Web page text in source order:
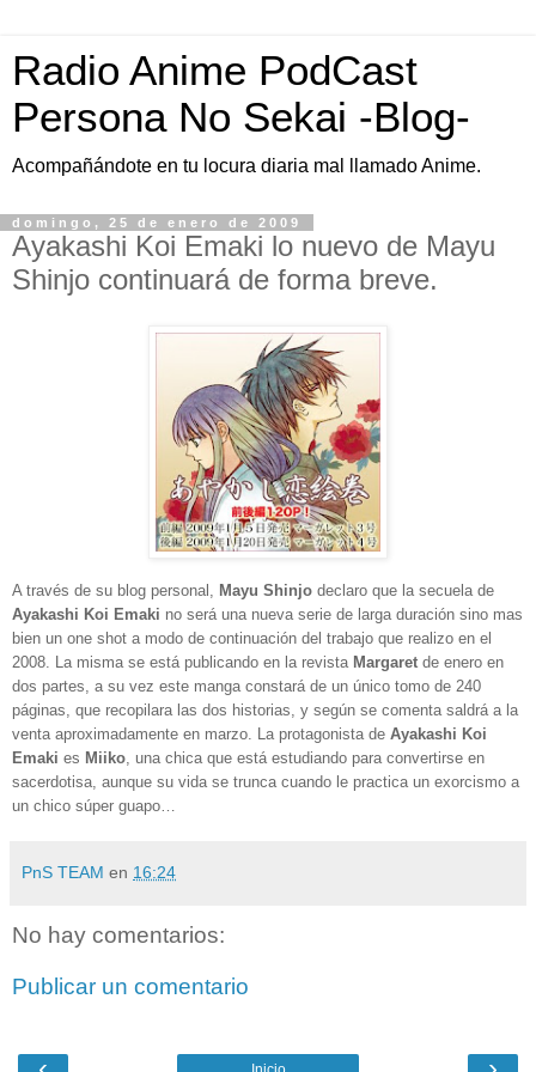
Radio Anime PodCast
Persona No Sekai -Blog-
Acompañándote en tu locura diaria mal llamado Anime.
domingo, 25 de enero de 2009
Ayakashi Koi Emaki lo nuevo de Mayu
Shinjo continuará de forma breve.
A través de su blog personal, Mayu Shinjo declaro que la secuela de
Ayakashi Koi Emaki no será una nueva serie de larga duración sino mas
bien un one shot a modo de continuación del trabajo que realizo en el
2008. La misma se está publicando en la revista Margaret de enero en
dos partes, a su vez este manga constará de un único tomo de 240
páginas, que recopilara las dos historias, y según se comenta saldrá a la
venta aproximadamente en marzo. La protagonista de Ayakashi Koi
Emaki es Miiko , una chica que está estudiando para convertirse en
sacerdotisa, aunque su vida se trunca cuando le practica un exorcismo a
un chico súper guapo…
PnS TEAM en 16:24
No hay comentarios:
Publicar un comentario